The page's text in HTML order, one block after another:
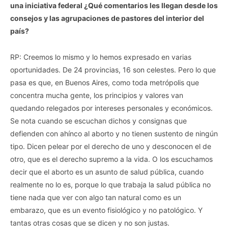
una iniciativa federal ¿Qué comentarios les llegan desde los
consejos y las agrupaciones de pastores del interior del
país?
RP: Creemos lo mismo y lo hemos expresado en varias
oportunidades. De 24 provincias, 16 son celestes. Pero lo que
pasa es que, en Buenos Aires, como toda metrópolis que
concentra mucha gente, los principios y valores van
quedando relegados por intereses personales y económicos.
Se nota cuando se escuchan dichos y consignas que
defienden con ahínco al aborto y no tienen sustento de ningún
tipo. Dicen pelear por el derecho de uno y desconocen el de
otro, que es el derecho supremo a la vida. O los escuchamos
decir que el aborto es un asunto de salud pública, cuando
realmente no lo es, porque lo que trabaja la salud pública no
tiene nada que ver con algo tan natural como es un
embarazo, que es un evento fisiológico y no patológico. Y
tantas otras cosas que se dicen y no son justas.